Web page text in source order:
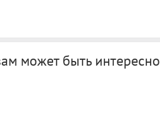
может быть интересно